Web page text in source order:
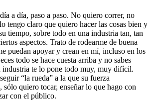
a día, paso a paso. No quiero correr, no
tengo claro que quiero hacer las cosas bien y
tiempo, sobre todo en una industria tan, tan
aspectos. Trato de rodearme de buena
puedan apoyar y crean en mí, incluso en los
todo se hace cuesta arriba y no sabes
te lo pone todo muy, muy difícil.
“la rueda” a la que su fuerza
quiero tocar, enseñar lo que hago con
con el público.